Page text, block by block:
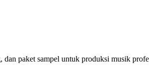
paket sampel untuk produksi musik